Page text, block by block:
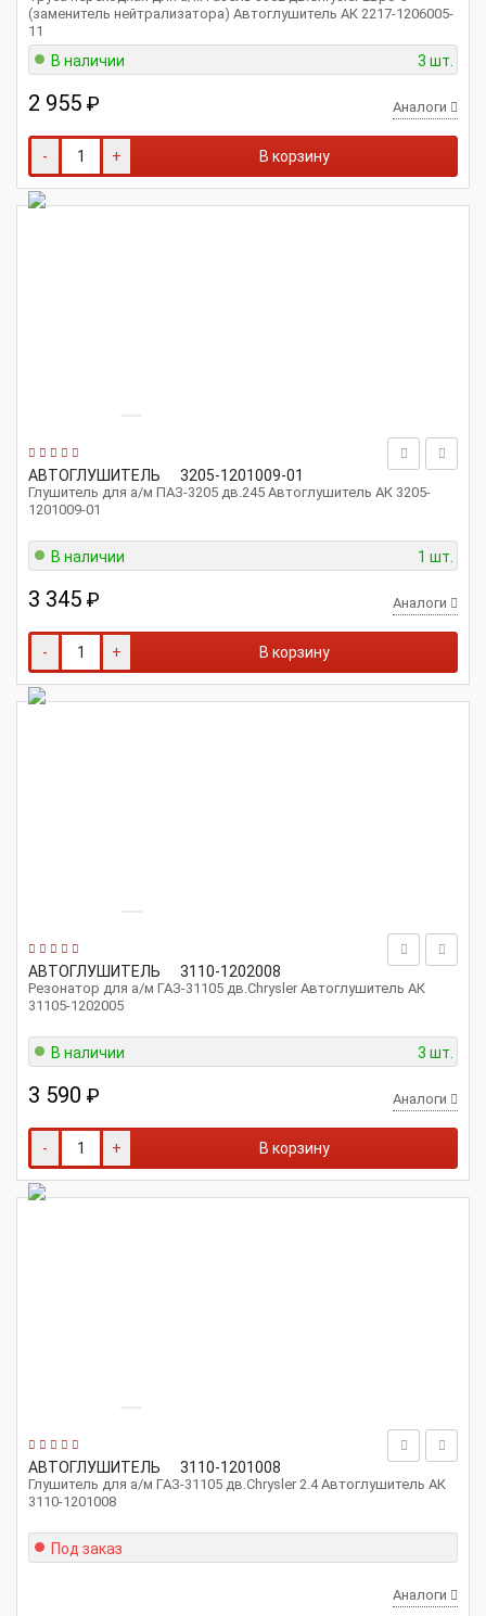
(заменитель нейтрализатора) Автоглушитель АК 2217-1206005-
11
В наличии 3 шт.
2 955 ₽ Аналоги
- + В корзину
АВТОГЛУШИТЕЛЬ 3205-1201009-01
Глушитель для а/м ПАЗ-3205 дв.245 Автоглушитель АК 3205-
1201009-01
В наличии 1 шт.
3 345 ₽ Аналоги
- + В корзину
АВТОГЛУШИТЕЛЬ 3110-1202008
Резонатор для а/м ГАЗ-31105 дв.Chrysler Автоглушитель АК
31105-1202005
В наличии 3 шт.
3 590 ₽ Аналоги
- + В корзину
АВТОГЛУШИТЕЛЬ 3110-1201008
Глушитель для а/м ГАЗ-31105 дв.Chrysler 2.4 Автоглушитель АК
3110-1201008
Под заказ
Аналоги